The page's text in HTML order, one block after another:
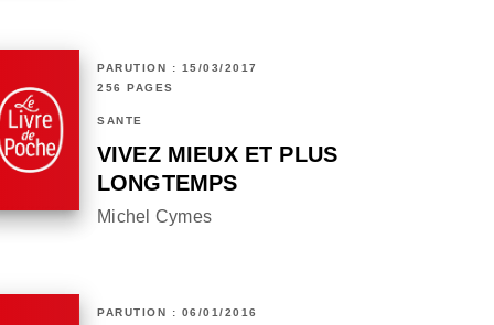
PARUTION : 15/03/2017
256 PAGES
SANTÉ
VIVEZ MIEUX ET PLUS
LONGTEMPS
Michel Cymes
PARUTION : 06/01/2016